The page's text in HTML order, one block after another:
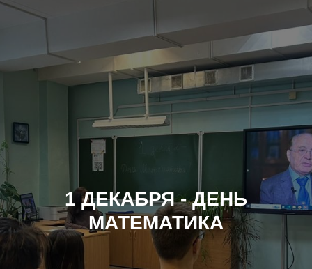
1ДЕКАБРЯ - ДЕНЬ
МАТЕМАТИКА